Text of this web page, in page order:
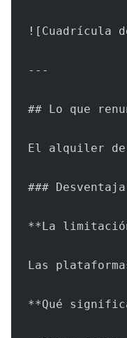
![Cuadrícula
---
## Lo que
El alquiler de
###
**La
Las
**Qué